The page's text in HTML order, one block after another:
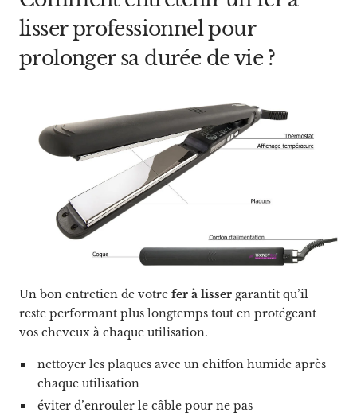
lisser professionnel pour
prolonger sa durée de vie ?
Un bon entretien de votre fer à lisser garantit qu’il
reste performant plus longtemps tout en protégeant
vos cheveux à chaque utilisation.
nettoyer les plaques avec un chiffon humide après
chaque utilisation
éviter d’enrouler le câble pour ne pas